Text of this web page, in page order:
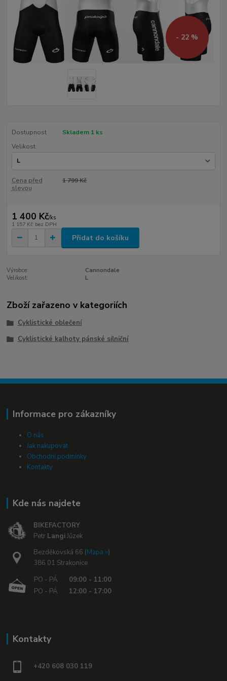
- 22 %
Dostupnost
Skladem 1 ks
Velikost
Cena před
slevou
1 799 Kč
1 400 Kč/ks
1 157 Kč bez DPH
Přidat do košíku
Výrobce:
Cannondale
Velikost:
L
Zboží zařazeno v kategoriích
Cyklistické oblečení
Cyklistické kalhoty pánské silniční
Informace pro zákazníky
O nás
Jak nakupovat
Obchodní podmínky
Kontakty
Kde nás najdete
BIKEFACTORY
Petr LangiJůzek
Bezděkovská 66 (Mapa »)
386 01 Strakonice
PO - PÁ
09:00 - 11:00
PO - PÁ
12:00 - 17:00
Kontakty
+420 608 030 119